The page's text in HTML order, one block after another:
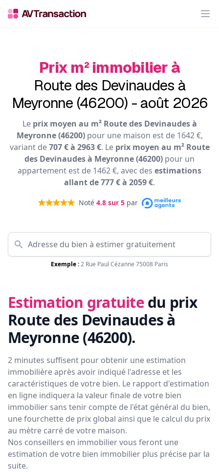
Prix m² immobilier à
Route des Devinaudes à
Meyronne (46200) - août 2026
Le prix moyen au m² Route des Devinaudes à
Meyronne (46200)pour une maison est de 1642 €,
variant de707 € à 2963 €. Le prix moyen au m² Route
des Devinaudes à Meyronne (46200) pour un
appartement est de 1462 €, avec des estimations
allant de 777 € à 2059 €.
Noté 4.8 sur 5 par
Exemple :2 Rue Paul Cézanne 75008 Paris
Estimation gratuite du prix
Route des Devinaudes à
Meyronne (46200).
2 minutes suffisent pour obtenir une estimation
immobilière après avoir indiqué l'adresse et les
caractéristiques de votre bien. Le rapport d'estimation
en ligne indiquera la valeur finale de votre bien
immobilier sans tenir compte de l'état général du bien,
une fourchette de prix global ainsi que le calcul du prix
au mètre carré de votre maison.
Nos conseillers en immobilier vous feront une
estimation de votre bien immobilier plus précise par la
suite.